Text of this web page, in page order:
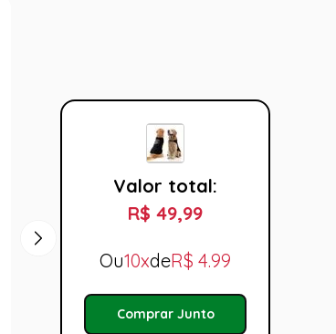
Mão Caveira De Pegar Doces
P/Halloween Abrakadabra
Valor total:
R$ 49,99
Ou10xdeR$ 4.99
Comprar Junto